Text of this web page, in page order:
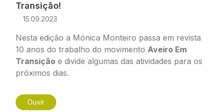
Transição!
15.09.2023
Nesta edição a Mónica Monteiro passa em revista
10 anos do trabalho do movimento Aveiro Em
Transição e divide algumas das atividades para os
próximos dias.
Ouvir